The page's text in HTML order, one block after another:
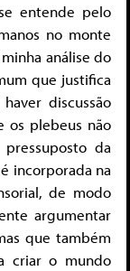
entende pelo
no monte
análise do
que justifica
discussão
os plebeus não
da
incorporada na
de modo
argumentar
que também
criar o mundo